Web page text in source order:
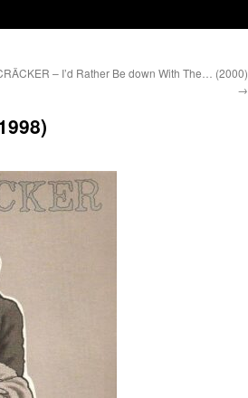
– I’d Rather Be down With The… (2000)
→